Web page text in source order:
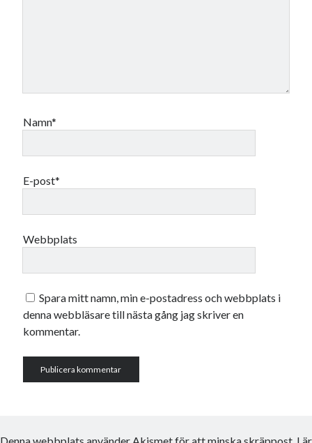
Namn*
E-post*
Webbplats
Spara mitt namn, min e-postadress och webbplats i
denna webbläsare till nästa gång jag skriver en
kommentar.